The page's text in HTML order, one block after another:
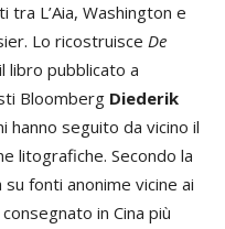
L’Aia, Washington e
Lo ricostruisce De
libro pubblicato a
Bloomberg Diederik
hanno seguito da vicino il
litografiche. Secondo la
fonti anonime vicine ai
in Cina più